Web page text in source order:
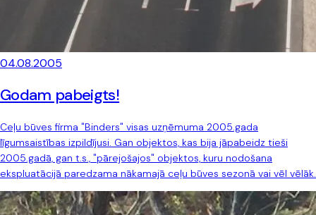
04.08.2005
Godam pabeigts!
Ceļu būves firma "Binders" visas uzņēmuma 2005.gada
līgumsaistības izpildījusi. Gan objektos, kas bija jāpabeidz tieši
2005.gadā, gan t.s., "pārejošajos" objektos, kuru nodošana
ekspluatācijā paredzama nākamajā ceļu būves sezonā vai vēl vēlāk.